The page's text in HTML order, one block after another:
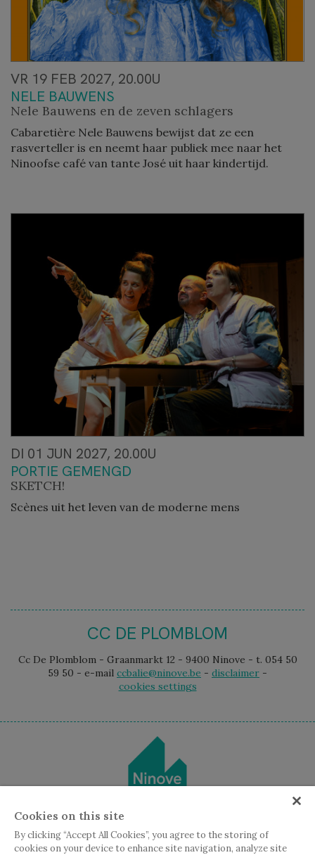
VR 19 FEB 2027, 20.00U
NELE BAUWENS
Nele Bauwens en de zeven schlagers
Cabaretière Nele Bauwens bewijst dat ze een
rasverteller is en neemt haar publiek mee naar het
Ninoofse café van tante José uit haar kindertijd.
DI 01 JUN 2027, 20.00U
PORTIE GEMENGD
SKETCH!
Scènes uit het leven van de moderne mens
CC DE PLOMBLOM
Cc De Plomblom - Graanmarkt 12 - 9400 Ninove - t. 054 50
59 50 - e-mail ccbalie@ninove.be - disclaimer -
cookies settings
Cookies on this site
By clicking “Accept All Cookies”, you agree to the storing of
cookies on your device to enhance site navigation, analyze site